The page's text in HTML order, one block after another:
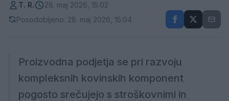
T. R.
28. maj 2026, 15:02
Posodobljeno: 28. maj 2026, 15:04
Proizvodna podjetja se pri razvoju
kompleksnih kovinskih komponent
pogosto srečujejo s stroškovnimi in